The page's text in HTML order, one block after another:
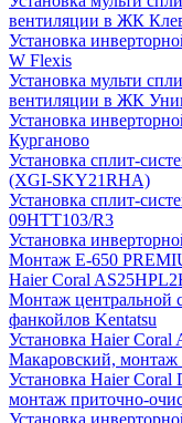
вентиляции в ЖК
Установка
W Flexis
Установка мульти
вентиляции в ЖК
Установка
Курганово
Установка сплит-
(XGI-SKY21RHA)
Установка сплит-
09HTT103/R3
Установка
Монтаж E-650
Haier Coral
Монтаж центральной
фанкойлов Kentatsu
Установка Haier
Макаровский, монтаж
Установка Haier
монтаж приточно-
Установка